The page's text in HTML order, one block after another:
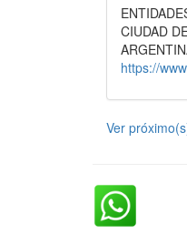
CIUDAD
https://
Ver